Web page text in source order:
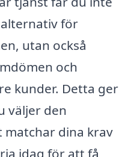
för
utan också
och
kunder. Detta ger
väljer den
dina krav
idag för att få